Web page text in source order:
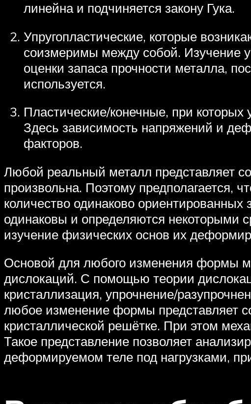
линейна и подчиняется закону Гука.
Упругопластические, которые
соизмеримы между собой. Изучение
оценки запаса прочности металла,
используется.
Пластические/конечные, при
Здесь зависимость напряжений и
факторов.
Любой реальный металл представляет
произвольна. Поэтому предполагается,
количество одинаково
одинаковы и определяются некоторыми
изучение физических основ их
Основой для любого изменения формы
дислокаций. С помощью теории
кристаллизация, упрочнение/
любое изменение формы представляет
кристаллической решётке. При этом
Такое представление позволяет
деформируемом теле под нагрузками,